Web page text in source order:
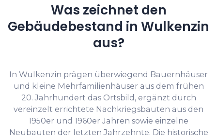
Was zeichnet den
Gebäudebestand in Wulkenzin
aus?
In Wulkenzin prägen überwiegend Bauernhäuser
und kleine Mehrfamilienhäuser aus dem frühen
20. Jahrhundert das Ortsbild, ergänzt durch
vereinzelt errichtete Nachkriegsbauten aus den
1950er und 1960er Jahren sowie einzelne
Neubauten der letzten Jahrzehnte. Die historische